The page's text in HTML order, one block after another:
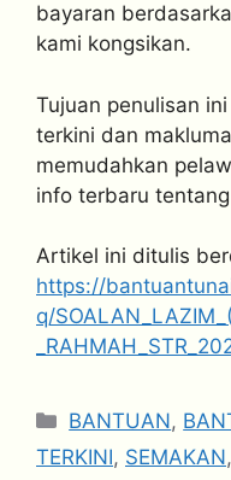
bayaran
kami kongsikan.
Tujuan penulisan
terkini dan
memudahkan
info terbaru
Artikel ini ditulis
https://
q/
Categories
BANTUAN,
TERKINI, SEMAKAN,